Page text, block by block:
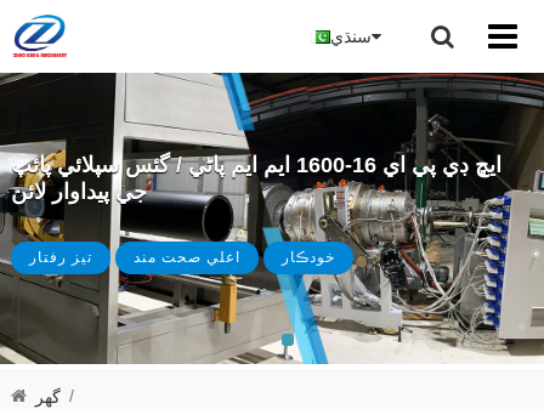
سنڌي
ايڇ ڊي پي اي 16-1600 ايم ايم پاڻي / گئس سپلائي پائپ
جي پيداوار لائن
تيز رفتار اعلي صحت مند خودڪار
گھر /